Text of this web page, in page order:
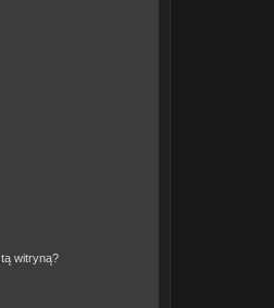
witryną?